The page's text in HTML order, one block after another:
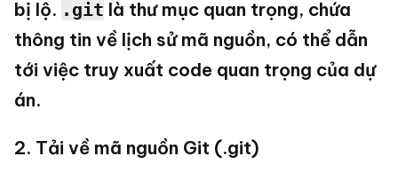
bị lộ. .git là thư mục quan trọng, chứa
thông tin về lịch sử mã nguồn, có thể dẫn
tới việc truy xuất code quan trọng của dự
án.
2. Tải về mã nguồn Git (.git)